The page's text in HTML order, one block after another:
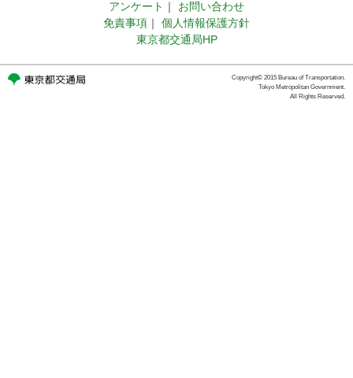
アンケート ｜
お問い合わせ
免責事項 ｜
個人情報保護方針
東京都交通局HP
Copyright© 2015 Bureau of Transportation.
Tokyo Metropolitan Government.
All Rights Reserved.